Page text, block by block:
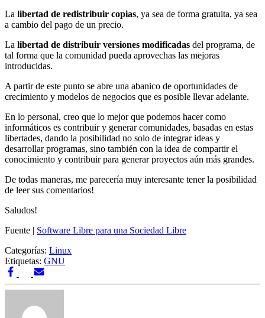
La libertad de redistribuir copias, ya sea de forma gratuita, ya sea
a cambio del pago de un precio.
La libertad de distribuir versiones modificadas del programa, de
tal forma que la comunidad pueda aprovechas las mejoras
introducidas.
A partir de este punto se abre una abanico de oportunidades de
crecimiento y modelos de negocios que es posible llevar adelante.
En lo personal, creo que lo mejor que podemos hacer como
informáticos es contribuir y generar comunidades, basadas en estas
libertades, dando la posibilidad no solo de integrar ideas y
desarrollar programas, sino también con la idea de compartir el
conocimiento y contribuir para generar proyectos aún más grandes.
De todas maneras, me parecería muy interesante tener la posibilidad
de leer sus comentarios!
Saludos!
Fuente | Software Libre para una Sociedad Libre
Categorías: Linux
Etiquetas: GNU